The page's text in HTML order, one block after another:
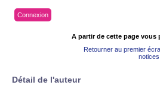
Connexion
A partir de cette page vous
Retourner au premier
Détail de l'auteur